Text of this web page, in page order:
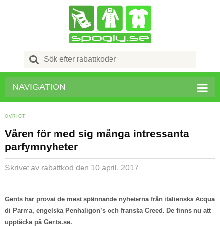
Search
for:
NAVIGATION
ÖVRIGT
Våren för med sig många intressanta
parfymnyheter
Skrivet av rabattkod den 10 april, 2017
Gents har provat de mest spännande nyheterna från italienska Acqua
di Parma, engelska Penhaligon’s och franska Creed. De finns nu att
upptäcka på Gents.se.